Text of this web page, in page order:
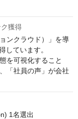
獲得
ンクラウド）」を導
しています。
を可視化すること
「社員の声」が会社
1名選出